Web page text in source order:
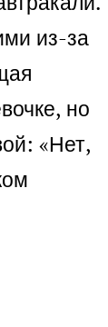
из-за
но
«Нет,